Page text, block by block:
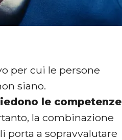
per cui le persone
siano.
le competenze
la combinazione
porta a sopravvalutare